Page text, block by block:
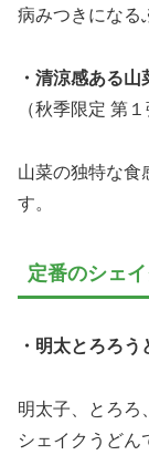
病みつきになる
・清涼感ある
（秋季限定 第１
山菜の独特な食
す。
定番のシェ
・明太とろろう
明太子、とろろ
シェイクうどん